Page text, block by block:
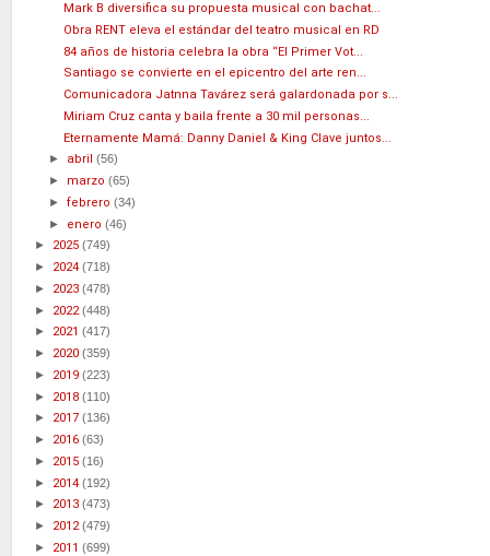
Mark B diversifica su propuesta musical con bachat...
Obra RENT eleva el estándar del teatro musical en RD
84 años de historia celebra la obra “El Primer Vot...
Santiago se convierte en el epicentro del arte ren...
Comunicadora Jatnna Tavárez será galardonada por s...
Miriam Cruz canta y baila frente a 30 mil personas...
Eternamente Mamá: Danny Daniel & King Clave juntos...
► abril(56)
► marzo(65)
►febrero(34)
► enero(46)
► 2025 (749)
► 2024 (718)
► 2023 (478)
► 2022(448)
► 2021 (417)
► 2020 (359)
► 2019 (223)
► 2018 (110)
► 2017 (136)
► 2016 (63)
► 2015 (16)
► 2014 (192)
► 2013 (473)
► 2012(479)
► 2011 (699)